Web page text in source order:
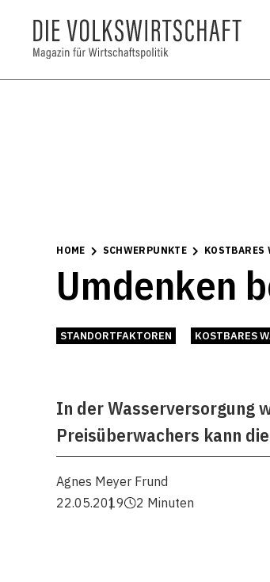
HOME SCHWERPUNKTE KOSTBARES
Umdenken
STANDORTFAKTOREN KOSTBARES
In der Wasserversorgung
Preisüberwachers kann
Agnes Meyer Frund
22.05.2019
2 Minuten